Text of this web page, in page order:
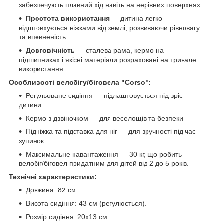
забезпечують плавний хід навіть на нерівних поверхнях.
Простота використання — дитина легко
відштовхується ніжками від землі, розвиваючи рівновагу
та впевненість.
Довговічність — сталева рама, кермо на
підшипниках і якісні матеріали розраховані на тривале
використання.
Особливості велобігу/біговела "Corso":
Регульоване сидіння — підлаштовується під зріст
дитини.
Кермо з дзвіночком — для веселощів та безпеки.
Підніжка та підставка для ніг — для зручності під час
зупинок.
Максимальне навантаження — 30 кг, що робить
велобіг/біговел придатним для дітей від 2 до 5 років.
Технічні характеристики:
Довжина: 82 см.
Висота сидіння: 43 см (регулюється).
Розмір сидіння: 20х13 см.